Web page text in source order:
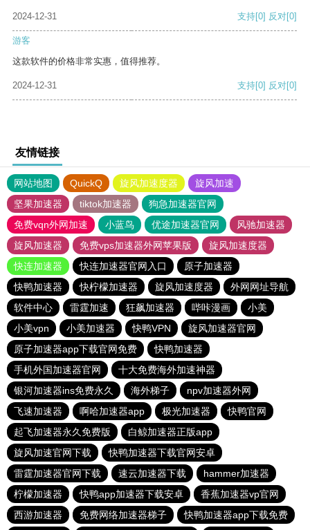
2024-12-31 支持[0] 反对[0]
游客
这款软件的价格非常实惠，值得推荐。
2024-12-31 支持[0] 反对[0]
友情链接
网站地图 QuickQ 旋风加速度器
旋风加速
坚果加速器
tiktok加速器
狗急加速器官网
免费vqn外网加速
小蓝鸟 优途加速器官网
风驰加速器
旋风加速器
免费vps加速器外网苹果版
旋风加速度器
快连加速器
快连加速器官网入口
原子加速器
快鸭加速器
快柠檬加速器 旋风加速度器
外网网址导航
软件中心
雷霆加速 狂飙加速器 哔咔漫画
小美
小美vpn
小美加速器 快鸭VPN
旋风加速器官网
原子加速器app下载官网免费
快鸭加速器
手机外国加速器官网
十大免费海外加速神器
银河加速器ins免费永久
海外梯子
npv加速器外网
飞速加速器
啊哈加速器app 极光加速器
快鸭官网
起飞加速器永久免费版
白鲸加速器正版app
旋风加速官网下载
快鸭加速器下载官网安卓
雷霆加速器官网下载
速云加速器下载
hammer加速器
柠檬加速器
快鸭app加速器下载安卓
香蕉加速器vp官网
西游加速器
免费网络加速器梯子 快鸭加速器app下载免费